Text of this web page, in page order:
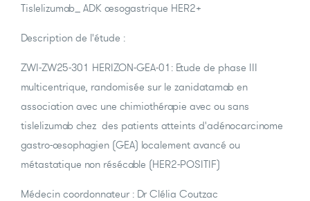
Tislelizumab_ ADK oesogastrique HER2+
Description de l'étude :
ZWI-ZW25-301 HERIZON-GEA-01: Etude de phase III
multicentrique, randomisée sur le zanidatamab en
association avec une chimiothérapie avec ou sans
tislelizumab chez des patients atteints d'adénocarcinome
gastro-oesophagien (GEA) localement avancé ou
métastatique non résécable (HER2-POSITIF)
Médecin coordonnateur : Dr Clélia Coutzac